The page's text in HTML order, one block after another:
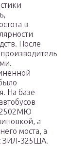
в
После
На базе
а
моста, а
ЗИЛ-325ША.